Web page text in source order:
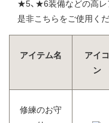
★5、★6装備などの高レ
是非こちらをご使用くだ
アイテム名
アイコ
ン
修練のお守